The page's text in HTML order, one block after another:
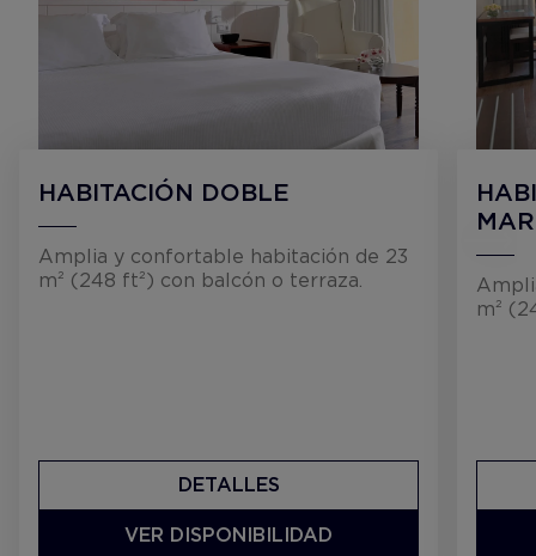
HABITACIÓN DOBLE
Amplia y confortable habitación de 23
m² (248 ft²) con balcón o terraza.
DETALLES
VER DISPONIBILIDAD
MAR
m²